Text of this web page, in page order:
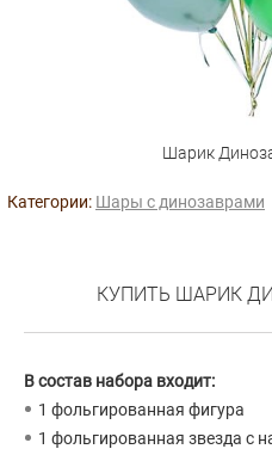
Шарик
Категории: Шары с динозаврами
КУПИТЬ ШАРИК
В состав набора входит:
1 фольгированная фигура
1 фольгированная звезда с